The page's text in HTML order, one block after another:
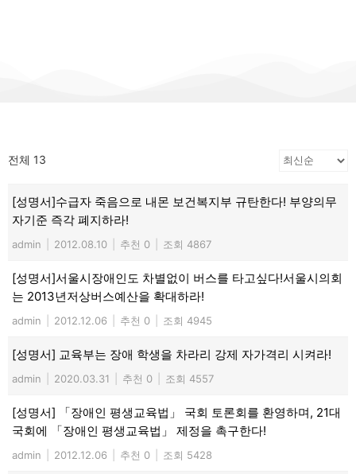
전체 13
[성명서]수급자 죽음으로 내몬 보건복지부 규탄한다! 부양의무
자기준 즉각 폐지하라!
admin 2012.08.10 추천 0 조회 4867
[성명서]서울시장애인도 차별없이 버스를 타고싶다!서울시의회
는 2013년저상버스예산을 확대하라!
admin 2012.12.06 추천 0 조회 4945
[성명서] 교육부는 장애 학생을 차라리 강제 자가격리 시켜라!
admin 2020.03.31 추천 0 조회 4557
[성명서] 「장애인 평생교육법」 국회 토론회를 환영하며, 21대
국회에 「장애인 평생교육법」 제정을 촉구한다!
admin 2012.12.06 추천 0 조회 5428